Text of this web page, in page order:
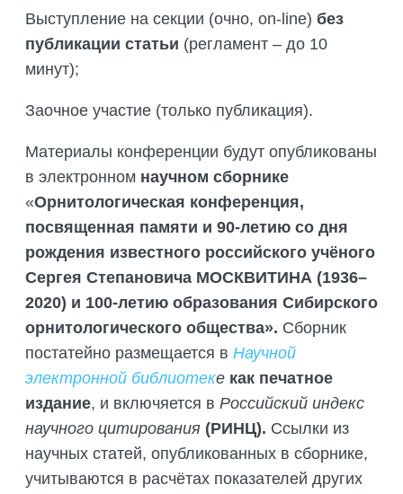
Выступление на секции (очно, on-line) без
публикации статьи (регламент – до 10
минут);
Заочное участие (только публикация).
Материалы конференции будут опубликованы
в электронном научном сборнике
«Орнитологическая конференция,
посвященная памяти и 90-летию со дня
рождения известного российского учёного
Сергея Степановича МОСКВИТИНА (1936–
2020) и 100-летию образования Сибирского
орнитологического общества». Сборник
постатейно размещается в Научной
электронной библиотеке как печатное
издание, и включяется в Российский индекс
научного цитирования (РИНЦ). Ссылки из
научных статей, опубликованных в сборнике,
учитываются в расчётах показателей других